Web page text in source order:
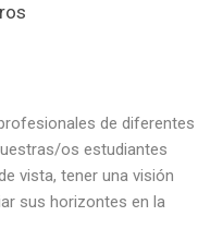
de diferentes
os estudiantes
vista, tener una visión
sus horizontes en la